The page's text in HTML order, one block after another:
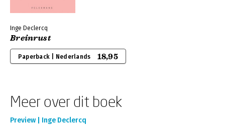
Inge Declercq
Breinrust
Paperback | Nederlands 18,95
Meer over dit boek
Preview | Inge Declercq